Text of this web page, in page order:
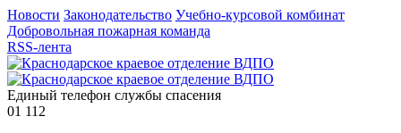
Новости Законодательство Учебно-курсовой комбинат
Добровольная пожарная команда
RSS-лента
Единый телефон службы спасения
01 112